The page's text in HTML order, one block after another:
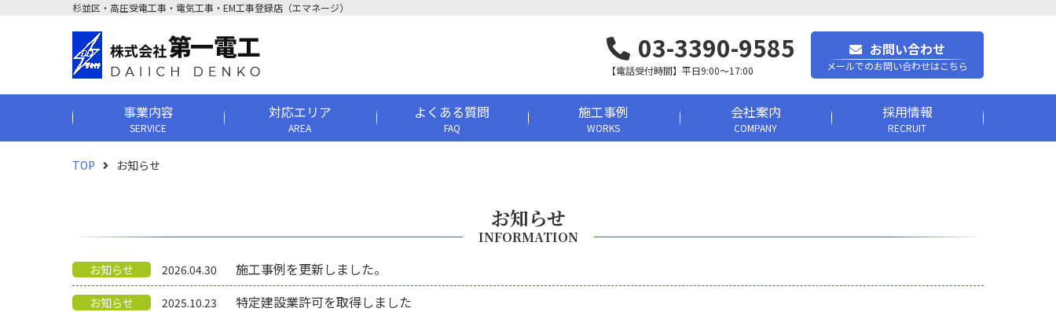
杉並区・高圧受電工事・電気工事・EM工事登録店（エマネージ）
03-3390-9585
【電話受付時間】平日9:00～17:00
お問い合わせ
メールでのお問い合わせはこちら
事業内容
SERVICE
対応エリア
AREA
よくある質問
FAQ
施工事例
WORKS
会社案内
COMPANY
採用情報
RECRUIT
TOP お知らせ
お知らせ
INFORMATION
お知らせ 2026.04.30 施工事例を更新しました。
お知らせ 2025.10.23 特定建設業許可を取得しました